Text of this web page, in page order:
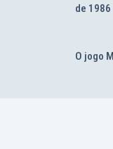
de 1986
O jogo